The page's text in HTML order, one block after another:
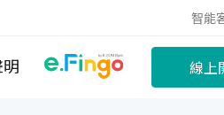
智能
線上